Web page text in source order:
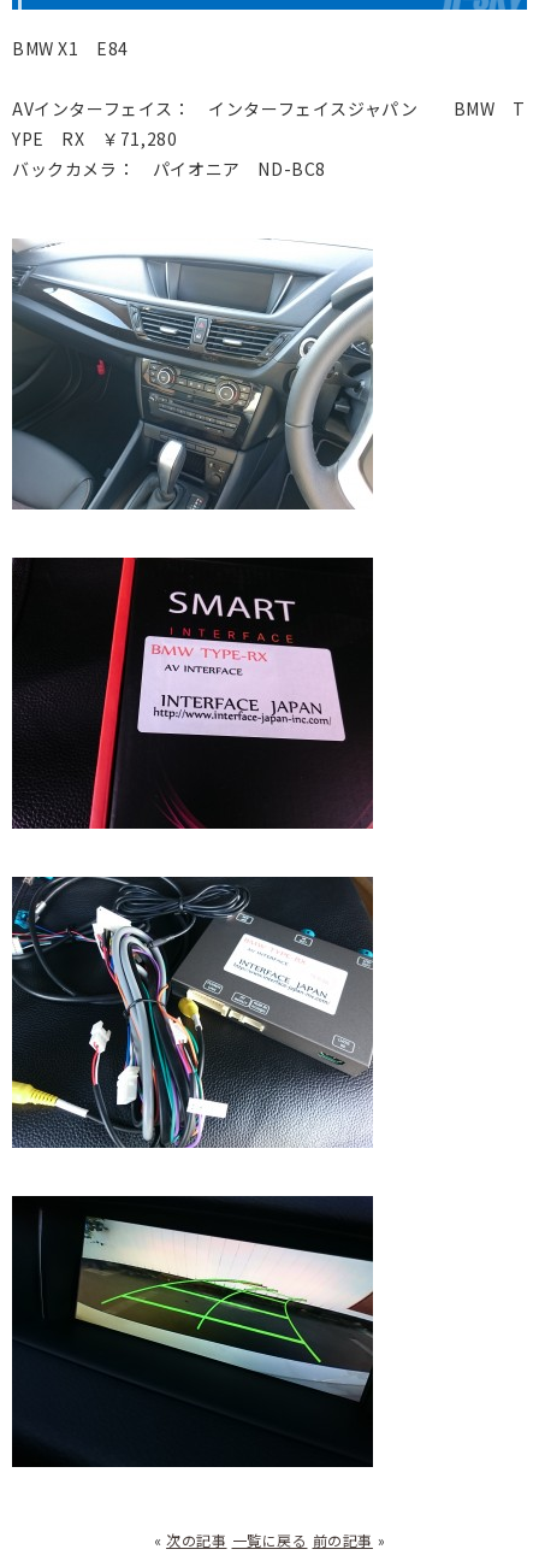
BMW X1 E84
AVインターフェイス： インターフェイスジャパン BMW T
YPE RX ￥71,280
バックカメラ： パイオニア ND-BC8
«次の記事 一覧に戻る 前の記事 »